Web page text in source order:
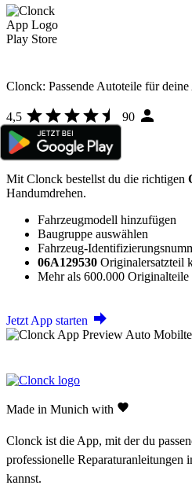
Clonck: Passende Autoteile für
4,5 90
Mit Clonck bestellst du die richtigen
Handumdrehen.
Fahrzeugmodell hinzufügen
Baugruppe auswählen
Fahrzeug-
06A129530 Originalersatzteil
Mehr als 600.000 Originalteile
Jetzt App starten
Made in Munich with
Clonck ist die App, mit der du
professionelle Reparaturanleitungen
kannst.